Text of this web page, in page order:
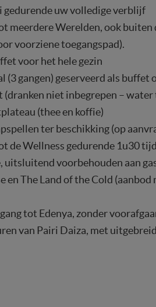
gedurende uw volledige verblijf
meerdere Werelden, ook
voorziene toegangspad).
voor het hele gezin
(3 gangen) geserveerd als buffet
(dranken niet inbegrepen – water
(thee en koffie)
ter beschikking (op
de Wellness gedurende 1u30
uitsluitend voorbehouden aan
en The Land of the Cold
tot Edenya, zonder
van Pairi Daiza, met